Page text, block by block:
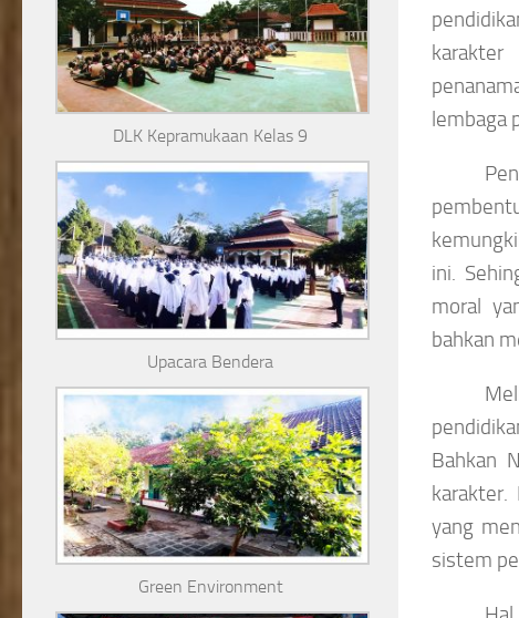
karakter
lembaga
ini.
moral
bahkan
Bahkan
yang
sistem
DLK Kepramukaan Kelas 9
Upacara Bendera
Green Environment